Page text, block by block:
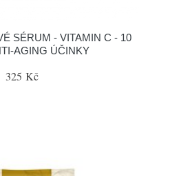
SÉRUM - VITAMIN C - 10
AGING ÚČINKY
325 Kč